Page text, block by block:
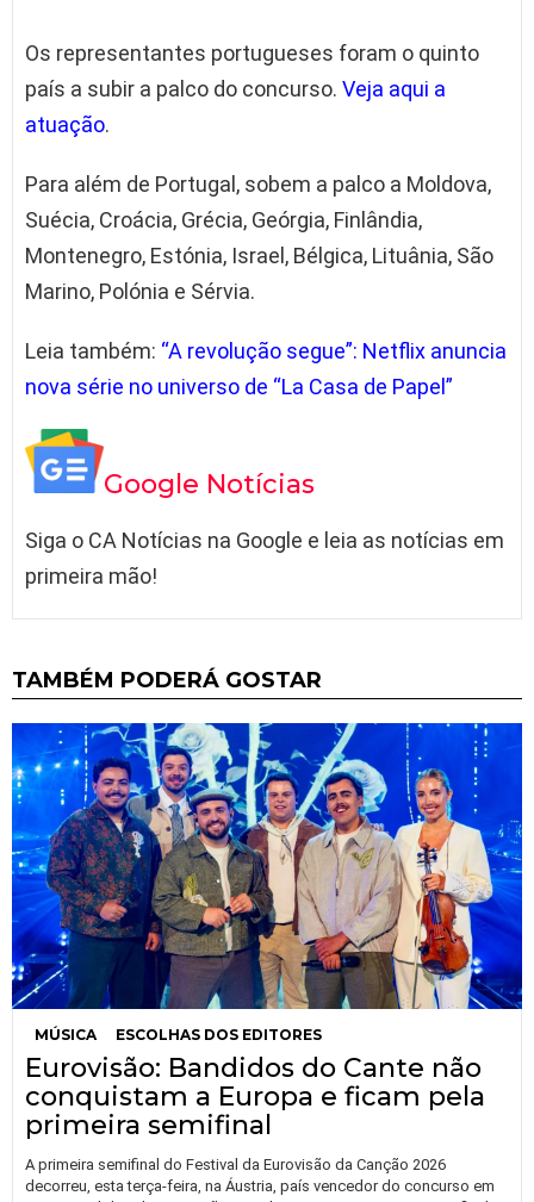
Os representantes portugueses foram o quinto
país a subir a palco do concurso. Veja aqui a
atuação.
Para além de Portugal, sobem a palco a Moldova,
Suécia, Croácia, Grécia, Geórgia, Finlândia,
Montenegro, Estónia, Israel, Bélgica, Lituânia, São
Marino, Polónia e Sérvia.
Leia também: “A revolução segue”: Netflix anuncia
nova série no universo de “La Casa de Papel”
Google Notícias
Siga o CA Notícias na Google e leia as notícias em
primeira mão!
TAMBÉM PODERÁ GOSTAR
MÚSICA ESCOLHAS DOS EDITORES
Eurovisão: Bandidos do Cante não
conquistam a Europa e ficam pela
primeira semifinal
A primeira semifinal do Festival da Eurovisão da Canção 2026
decorreu, esta terça-feira, na Áustria, país vencedor do concurso em